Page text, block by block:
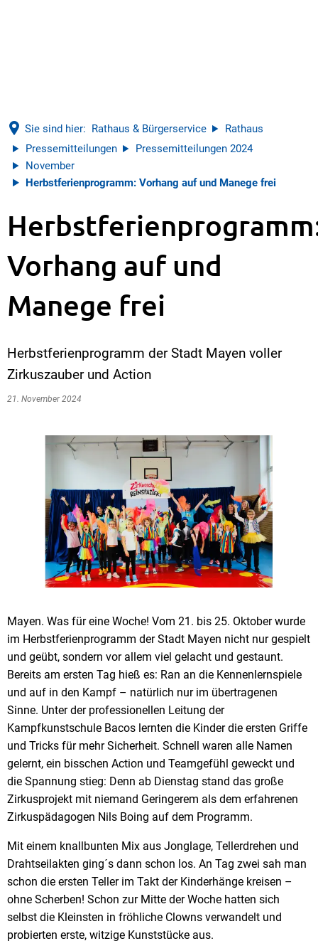
Sie sind hier: Rathaus & Bürgerservice
Rathaus
Pressemitteilungen
Pressemitteilungen 2024
November
Herbstferienprogramm: Vorhang auf und Manege frei
Vorhang auf und
Manege frei
Herbstferienprogramm der Stadt Mayen voller
Zirkuszauber und Action
21. November 2024
Mayen. Was für eine Woche! Vom 21. bis 25. Oktober wurde
im Herbstferienprogramm der Stadt Mayen nicht nur gespielt
und geübt, sondern vor allem viel gelacht und gestaunt.
Bereits am ersten Tag hieß es: Ran an die Kennenlernspiele
und auf in den Kampf – natürlich nur im übertragenen
Sinne. Unter der professionellen Leitung der
Kampfkunstschule Bacos lernten die Kinder die ersten Griffe
und Tricks für mehr Sicherheit. Schnell waren alle Namen
gelernt, ein bisschen Action und Teamgefühl geweckt und
die Spannung stieg: Denn ab Dienstag stand das große
Zirkusprojekt mit niemand Geringerem als dem erfahrenen
Zirkuspädagogen Nils Boing auf dem Programm.
Mit einem knallbunten Mix aus Jonglage, Tellerdrehen und
Drahtseilakten ging´s dann schon los. An Tag zwei sah man
schon die ersten Teller im Takt der Kinderhänge kreisen –
ohne Scherben! Schon zur Mitte der Woche hatten sich
selbst die Kleinsten in fröhliche Clowns verwandelt und
probierten erste, witzige Kunststücke aus.